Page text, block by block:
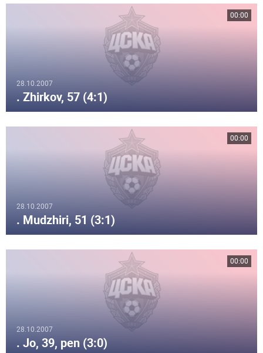
28.10.2007
. Zhirkov, 57 (4:1)
00:00
28.10.2007
. Mudzhiri, 51 (3:1)
00:00
28.10.2007
. Jo, 39, pen (3:0)
00:00